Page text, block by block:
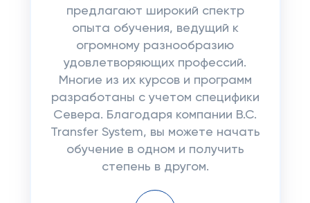
предлагают широкий спектр
опыта обучения, ведущий к
огромному разнообразию
удовлетворяющих профессий.
Многие из их курсов и программ
разработаны с учетом специфики
Севера. Благодаря компании B.C.
Transfer System, вы можете начать
обучение в одном и получить
степень в другом.